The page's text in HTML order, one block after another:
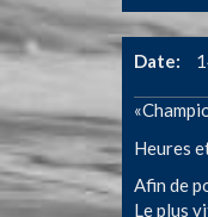
Date
Heures
Afin de
Le plus